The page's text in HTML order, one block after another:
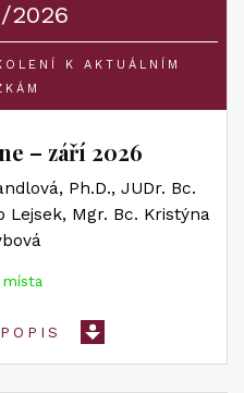
2026
K AKTUÁLNÍM
– září 2026
Ph.D. JUDr. Bc.
Lejsek Mgr. Bc. Kristýna
místa